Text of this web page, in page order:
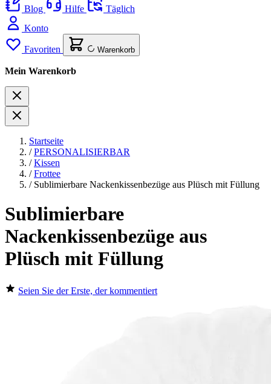
Blog
Hilfe
Täglich
Konto
Favoriten Warenkorb
Mein Warenkorb
Startseite
/ PERSONALISIERBAR
/ Kissen
/ Frottee
/ Sublimierbare Nackenkissenbezüge aus Plüsch mit Füllung
Sublimierbare
Nackenkissenbezüge aus
Plüsch mit Füllung
Seien Sie der Erste, der kommentiert